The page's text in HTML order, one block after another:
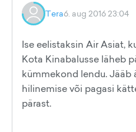
Tera6. aug 2016 23:04
Ise eelistaksin Air Asiat,
Kota Kinabalusse läheb
kümmekond lendu. Jääb
hilinemise või pagasi
pärast.